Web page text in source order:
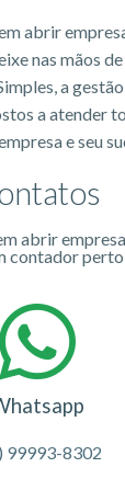
abrir
nas mãos
a
a atender
e seu
abrir
contador
99993-8302